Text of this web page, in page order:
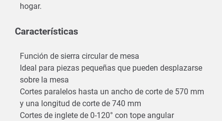
hogar.
Características
Función de sierra circular de mesa
Ideal para piezas pequeñas que pueden desplazarse
sobre la mesa
Cortes paralelos hasta un ancho de corte de 570 mm
y una longitud de corte de 740 mm
Cortes de inglete de 0-120° con tope angular